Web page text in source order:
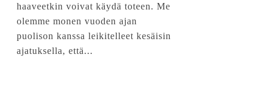
haaveetkin voivat käydä toteen. Me
olemme monen vuoden ajan
puolison kanssa leikitelleet kesäisin
ajatuksella, että...